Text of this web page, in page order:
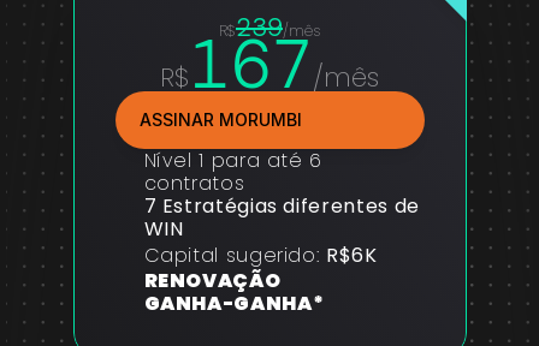
R$239/mês
R$167/mês
ASSINAR MORUMBI
Nível 1 para até 6
contratos
7 Estratégias diferentes de
WIN
Capital sugerido: R$6K
RENOVAÇÃO
GANHA-GANHA*